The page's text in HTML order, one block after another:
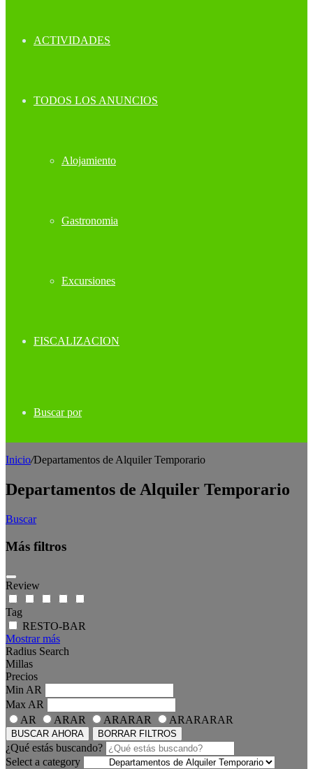
ACTIVIDADES
TODOS LOS ANUNCIOS
Alojamiento
Gastronomia
Excursiones
FISCALIZACION
Buscar por
Inicio/Departamentos de Alquiler Temporario
Departamentos de Alquiler Temporario
Buscar
Más filtros
Review
Tag
RESTO-BAR
Mostrar más
Radius Search
Millas
Precios
Min AR
Max AR
AR
ARAR ARARAR ARARARAR
BUSCAR AHORA BORRAR FILTROS
¿Qué estás buscando?
Select a category